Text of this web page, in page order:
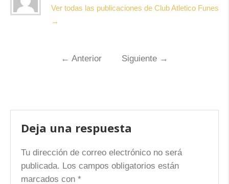
Ver todas las publicaciones de Club Atletico Funes
→
← Anterior Siguiente →
Deja una respuesta
Tu dirección de correo electrónico no será
publicada. Los campos obligatorios están
marcados con *